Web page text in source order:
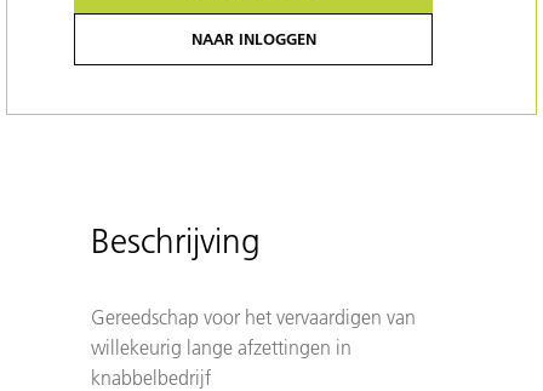
NAAR INLOGGEN
Beschrijving
Gereedschap voor het vervaardigen van
willekeurig lange afzettingen in
knabbelbedrijf